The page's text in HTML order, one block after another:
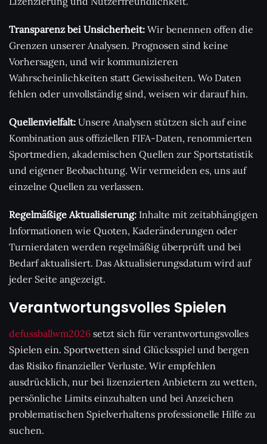
Transparenz bei Unsicherheit: Wir benennen offen die
Grenzen unserer Analysen. Prognosen sind keine
Vorhersagen, und wir kommunizieren
Wahrscheinlichkeiten statt Gewissheiten. Wo Daten
fehlen oder unvollständig sind, weisen wir darauf hin.
Quellenvielfalt: Unsere Analysen stützen sich auf eine
Kombination aus offiziellen FIFA-Daten, renommierten
Sportmedien, akademischen Quellen zur Sportstatistik
und eigener Beobachtung. Wir vermeiden es, uns auf
einzelne Quellen zu verlassen.
Regelmäßige Aktualisierung: Inhalte mit zeitabhängigen
Informationen wie Quoten, Kaderänderungen oder
Turnierdaten werden regelmäßig überprüft und bei
Bedarf aktualisiert. Das Aktualisierungsdatum wird auf
jeder Seite angezeigt.
Verantwortungsvolles Spielen
defussballwm2026 setzt sich für verantwortungsvolles
Spielen ein. Sportwetten sind Glücksspiel und bergen
das Risiko finanzieller Verluste. Wir empfehlen
ausdrücklich, nur bei lizenzierten Anbietern zu wetten,
persönliche Limits einzuhalten und bei Anzeichen
problematischen Spielverhaltens professionelle Hilfe zu
suchen.